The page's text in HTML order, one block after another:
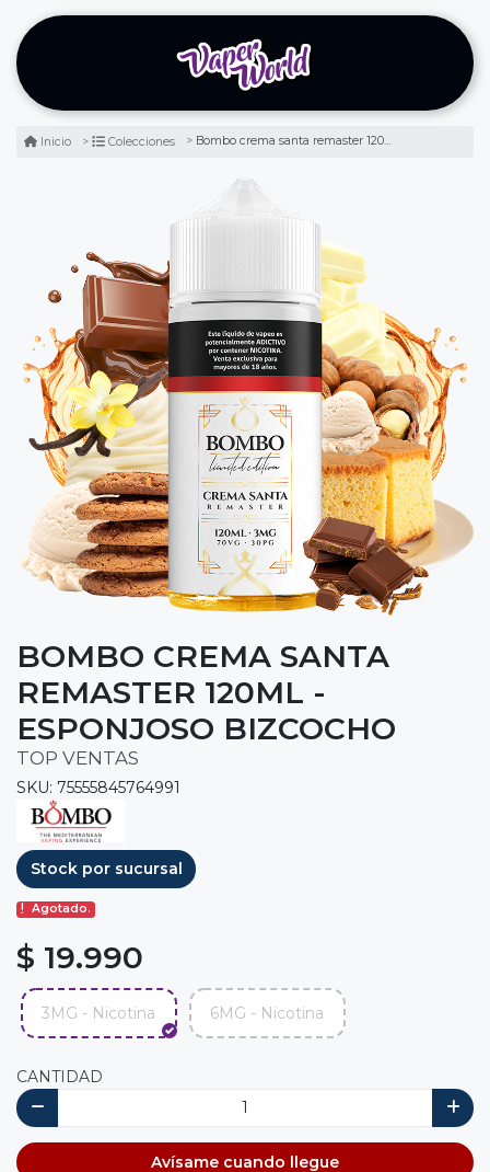
Inicio Colecciones Bombo crema santa remaster 120ml - esponjoso bizcocho
BOMBO CREMA SANTA
REMASTER 120ML -
ESPONJOSO BIZCOCHO
TOP VENTAS
SKU: 75555845764991
Stock por sucursal
Agotado.
$ 19.990
3MG - Nicotina 6MG - Nicotina
CANTIDAD
Avísame cuando llegue